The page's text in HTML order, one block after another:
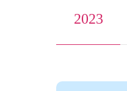
2023